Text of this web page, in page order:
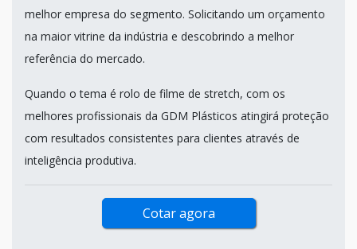
melhor empresa do segmento. Solicitando um orçamento
na maior vitrine da indústria e descobrindo a melhor
referência do mercado.
Quando o tema é rolo de filme de stretch, com os
melhores profissionais da GDM Plásticos atingirá proteção
com resultados consistentes para clientes através de
inteligência produtiva.
Cotar agora